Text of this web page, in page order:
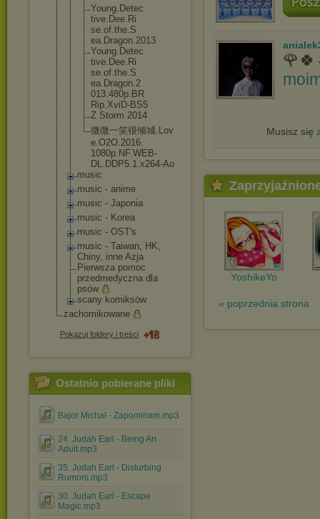
Young.Detec
tive.Dee.Ri
se.of.the.S
ea.Dragon.2013
Young.Detec
tive.Dee.Ri
se.of.the.S
ea.Dragon.2
013.480p.BR
Rip.XviD-BS5
Z Storm 2014
微微一笑很倾城.Lov
e.O2O.2016.
1080p.NF.WE B-
DL.DDP5.1.x264-Ao
music
music - anime
music - Japonia
music - Korea
music - OST's
music - Taiwan, HK,
Chiny, inne Azja
Pierwsza pomoc
przedmedyczna dla
psów
scany komiksów
zachomikowane
Pokazuj foldery i treści
Ostatnio pobierane pliki
Bajor Michał - Zapominam.mp3
24. Judah Earl - Being An
Adult.mp3
35. Judah Earl - Disturbing
Rumors.mp3
30. Judah Earl - Escape
Magic.mp3
Musisz się
YoshikeYo
« poprzednia strona